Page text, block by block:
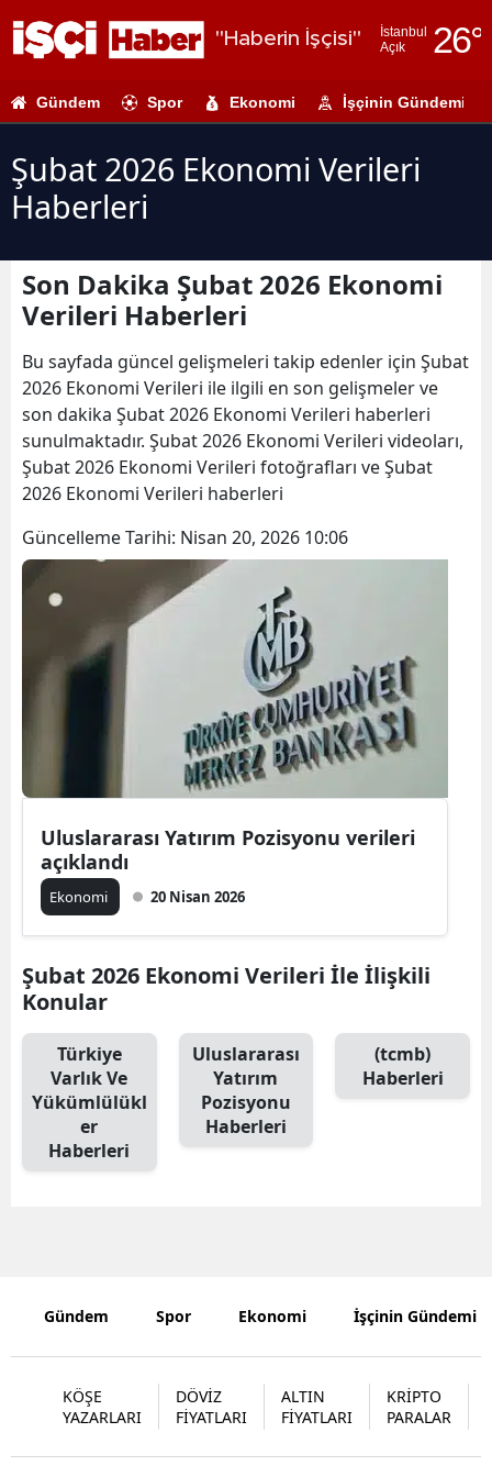
"Haberin İşçisi"
İstanbul
Açık
26°
Adıyaman
Ankara
Artvin
Aydın
Balıkesir
Bingöl
Bolu
Burdur
Bursa
Çankırı
Diyarbakır
Elazığ
Erzincan
Gümüşhane
Hatay
Isparta
Gündem Spor Ekonomi İşçinin Gündemi
Şubat 2026 Ekonomi Verileri
Haberleri
Son Dakika Şubat 2026 Ekonomi
Verileri Haberleri
Bu sayfada güncel gelişmeleri takip edenler için Şubat
2026 Ekonomi Verileri ile ilgili en son gelişmeler ve
son dakika Şubat 2026 Ekonomi Verileri haberleri
sunulmaktadır. Şubat 2026 Ekonomi Verileri videoları,
Şubat 2026 Ekonomi Verileri fotoğrafları ve Şubat
2026 Ekonomi Verileri haberleri
Güncelleme Tarihi: Nisan 20, 2026 10:06
Uluslararası Yatırım Pozisyonu verileri
açıklandı
Ekonomi 20 Nisan 2026
Şubat 2026 Ekonomi Verileri İle İlişkili
Konular
Türkiye
Varlık Ve
Yükümlülükl
er
Haberleri
Uluslararası
Yatırım
Pozisyonu
Haberleri
(tcmb)
Haberleri
Gündem Spor Ekonomi İşçinin Gündemi
KÖŞE
YAZARLARI
DÖVİZ
FİYATLARI
ALTIN
FİYATLARI
KRİPTO
PARALAR